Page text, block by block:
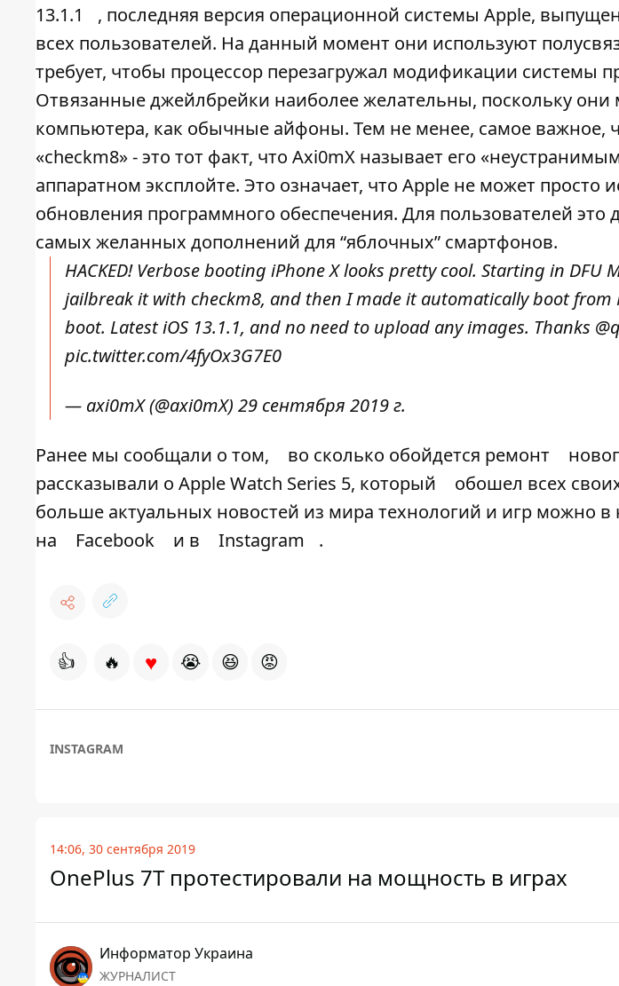
13.1.1
, последняя версия операционной системы Apple,
всех пользователей. На данный момент они используют
требует, чтобы процессор перезагружал модификации системы
Отвязанные джейлбрейки наиболее желательны, поскольку они
компьютера, как обычные айфоны. Тем не менее, самое важное,
«checkm8» - это тот факт, что Axi0mX называет его
аппаратном эксплойте. Это означает, что Apple не может просто
обновления программного обеспечения. Для пользователей это
самых желанных дополнений для “яблочных” смартфонов.
HACKED! Verbose booting iPhone X looks pretty cool. Starting in DFU
jailbreak it with checkm8, and then I made it automatically boot from
boot. Latest iOS 13.1.1, and no need to upload any images. Thanks
pic.twitter.com/4fyOx3G7E0
— axi0mX (@axi0mX) 29 сентября 2019 г.
Ранее мы сообщали о том, во сколько обойдется ремонт
рассказывали о Apple Watch Series 5, который
обошел всех
больше актуальных новостей из мира технологий и игр можно
на
Facebook и в Instagram .
👍 🔥 ♥ 😭 😆 😡
INSTAGRAM
14:06, 30 сентября 2019
OnePlus 7T протестировали на мощность в играх
Информатор Украина
ЖУРНАЛИСТ